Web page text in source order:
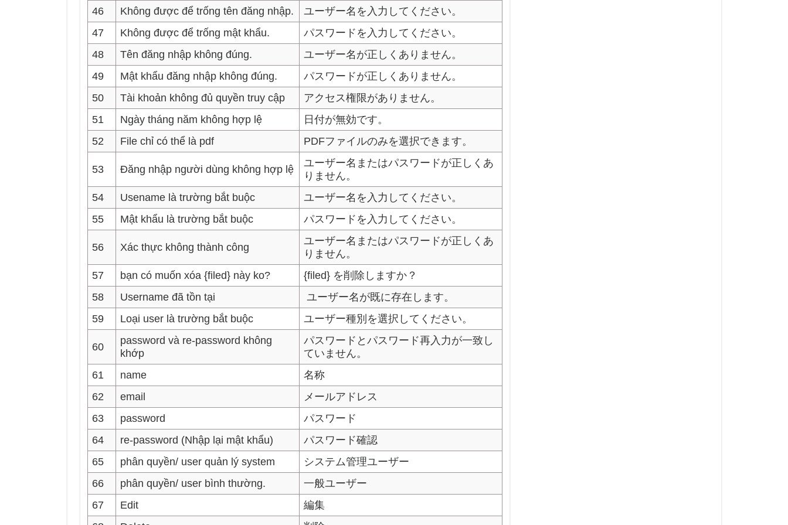
46 Không được để trống tên đăng nhập.
ユーザー名を入力してください。
47
Không được để trống mật khẩu.
パスワードを入力してください。
48
Tên đăng nhập không đúng.
ユーザー名が正しくありません。
49
Mật khẩu đăng nhập không đúng.
パスワードが正しくありません。
50
Tài khoản không đủ quyền truy cập
アクセス権限がありません。
51
Ngày tháng năm không hợp lệ
日付が無効です。
52
File chỉ có thể là pdf PDFファイルのみを選択できます。
53 Đăng nhập người dùng không hợp lệ
ユーザー名またはパスワードが正しくあ
りません。
54
Usename là trường bắt buộc
ユーザー名を入力してください。
55
Mật khẩu là trường bắt buộc パスワードを入力してください。
56 Xác thực không thành công
ユーザー名またはパスワードが正しくあ
りません。
57
bạn có muốn xóa {filed} này ko?
{filed} を削除しますか？
58
Username đã tồn tại
ユーザー名が既に存在します。
59
Loại user là trường bắt buộc ユーザー種別を選択してください。
60
password và re-password không
khớp
パスワードとパスワード再入力が一致し
ていません。
61
name
名称
62
email
メールアドレス
63
password
パスワード
64
re-password (Nhập lại mật khẩu)
パスワード確認
65
phân quyền/ user quản lý system
システム管理ユーザー
66
phân quyền/ user bình thường.
一般ユーザー
67
Edit
編集